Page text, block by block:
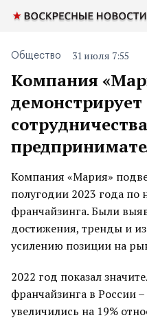
Компания
Общество 31 июля 7:55
Компания «Мария»
полугодии 2023 года по
франчайзинга. Были
достижения, тренды и
усилению позиции на
2022 год показал
франчайзинга в России
увеличились на 19%